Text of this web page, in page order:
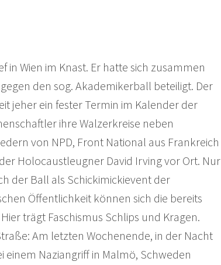
in Wien im Knast. Er hatte sich zusammen
den sog. Akademikerball beteiligt. Der
jeher ein fester Termin im Kalender der
ihre Walzerkreise neben
von NPD, Front National aus Frankreich
Holocaustleugner David Irving vor Ort. Nur
der Ball als Schickimickievent der
Öffentlichkeit können sich die bereits
trägt Faschismus Schlips und Kragen.
Am letzten Wochenende, in der Nacht
einem Naziangriff in Malmö, Schweden